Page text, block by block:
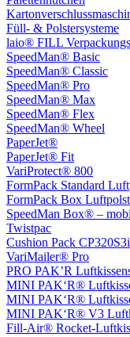
Füll- & Polstersysteme
laio® FILL
SpeedMan® Basic
SpeedMan® Classic
SpeedMan® Pro
SpeedMan® Max
SpeedMan® Flex
SpeedMan® Wheel
PaperJet®
PaperJet® Fit
VariProtect® 800
FormPack Standard
FormPack Box
SpeedMan Box® –
Twistpac
Cushion Pack CP320S3i
VariMailer® Pro
PRO PAK’R
MINI PAK‘R®
MINI PAK‘R®
MINI PAK‘R® V3
Fill-Air® Rocket-